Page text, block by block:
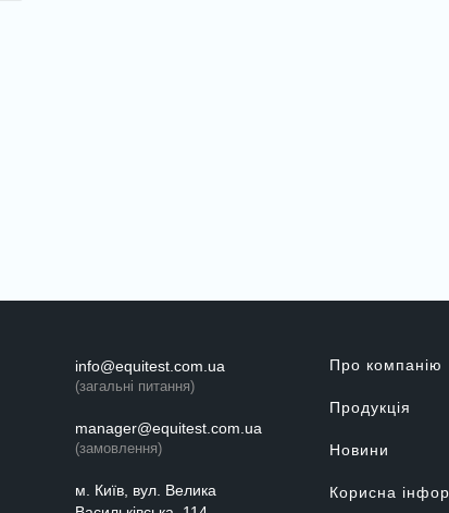
info@equitest.com.ua
(загальні питання)
manager@equitest.com.ua
(замовлення)
м. Київ, вул. Велика
Про компанію
Продукція
Новини
Корисна